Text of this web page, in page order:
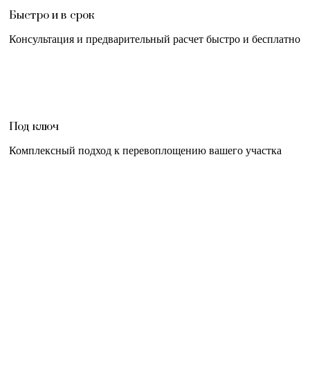
Быстро и в срок
Консультация и предварительный расчет быстро и бесплатно
Под ключ
Комплексный подход к перевоплощению вашего участка